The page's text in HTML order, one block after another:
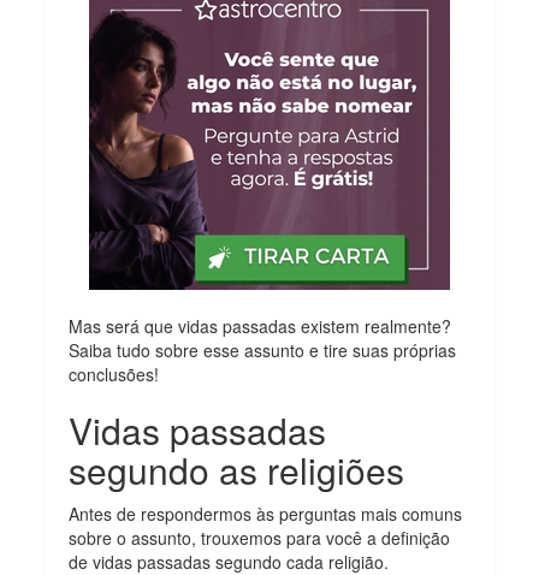
Mas será que vidas passadas existem realmente?
Saiba tudo sobre esse assunto e tire suas próprias
conclusões!
Vidas passadas
segundo as religiões
Antes de respondermos às perguntas mais comuns
sobre o assunto, trouxemos para você a definição
de vidas passadas segundo cada religião.